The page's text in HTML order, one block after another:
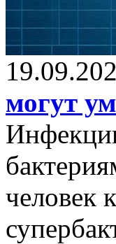
могут
человек